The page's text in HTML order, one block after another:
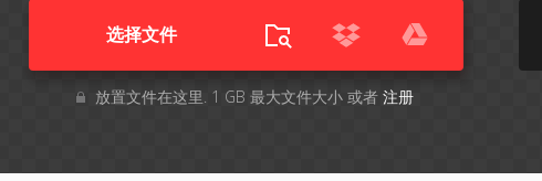
选择文件
放置文件在这里. 1 GB 最大文件大小 或者 注册